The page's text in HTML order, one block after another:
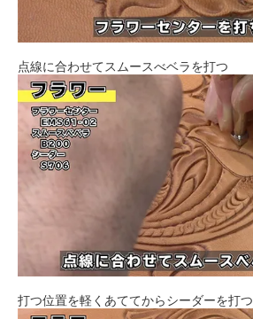
点線に合わせてスムースべベラを打つ
打つ位置を軽くあててからシーダーを打つ